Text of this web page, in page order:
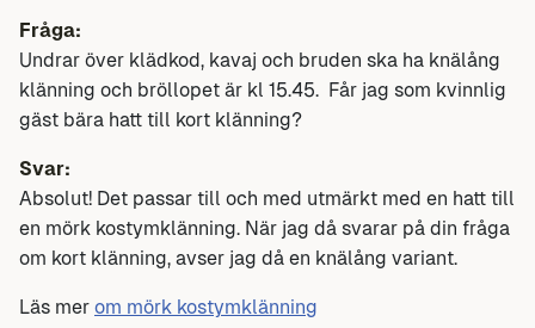
Fråga:
Undrar över klädkod, kavaj och bruden ska ha knälång
klänning och bröllopet är kl 15.45. Får jag som kvinnlig
gäst bära hatt till kort klänning?
Svar:
Absolut! Det passar till och med utmärkt med en hatt till
en mörk kostymklänning. När jag då svarar på din fråga
om kort klänning, avser jag då en knälång variant.
Läs mer om mörk kostymklänning